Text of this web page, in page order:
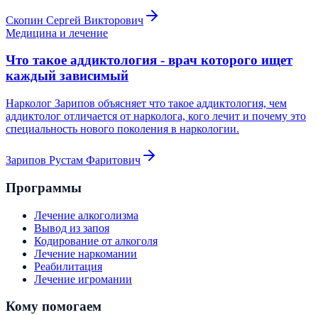
Скопин Сергей Викторович
Медицина и лечение
Что такое аддиктология - врач которого ищет
каждый зависимый
Нарколог Зарипов объясняет что такое аддиктология, чем
аддиктолог отличается от нарколога, кого лечит и почему это
специальность нового поколения в наркологии.
Зарипов Рустам Фаритович
Программы
Лечение алкоголизма
Вывод из запоя
Кодирование от алкоголя
Лечение наркомании
Реабилитация
Лечение игромании
Кому помогаем